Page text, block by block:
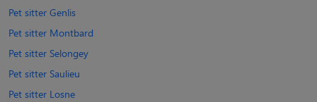
Pet sitter Genlis
Pet sitter Montbard
Pet sitter Selongey
Pet sitter Saulieu
Pet sitter Losne